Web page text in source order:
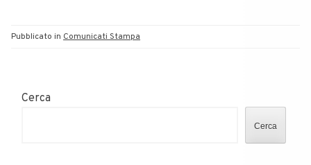
Pubblicato in Comunicati Stampa
Cerca
Cerca